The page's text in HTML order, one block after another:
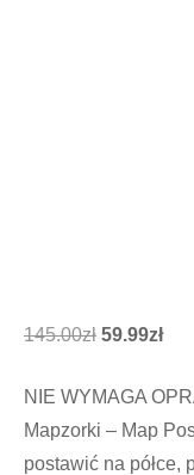
145.00zł Pierwotna
wynosiła:
145.00zł.
59.99zł
NIE WYMAGA
Mapzorki – Map
postawić na półce,